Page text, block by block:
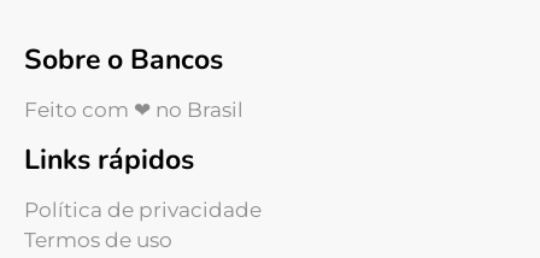
Sobre o Bancos
Feito com ❤ no Brasil
Links rápidos
Política de privacidade
Termos de uso